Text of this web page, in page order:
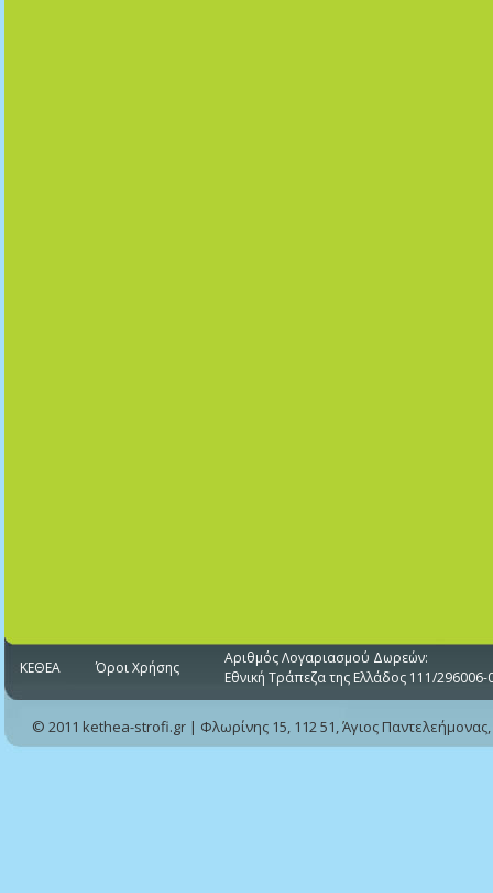
ΚΕΘΕΑ Όροι Χρήσης
Αριθμός Λογαριασμού Δωρεών:
Εθνική Τράπεζα της Ελλάδος 111/296006-
© 2011 kethea-strofi.gr | Φλωρίνης 15, 112 51, Άγιος Παντελεήμονας,